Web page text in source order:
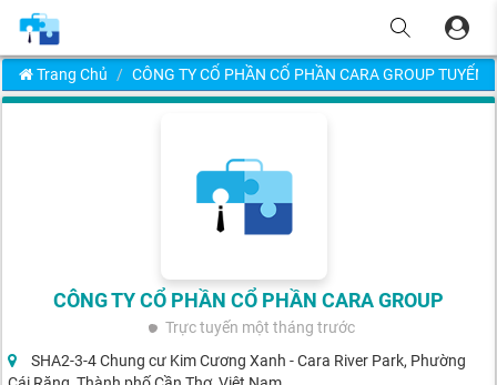
Trang Chủ CÔNG TY CỔ PHẦN CỔ PHẦN CARA GROUP TUYỂN
CÔNG TY CỔ PHẦN CỔ PHẦN CARA GROUP
Trực tuyến một tháng trước
SHA2-3-4 Chung cư Kim Cương Xanh - Cara River Park, Phường